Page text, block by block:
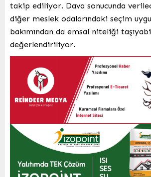
takip ediliyor. Dava sonucunda
diğer meslek odalarındaki seçim
bakımından da emsal niteliği
değerlendiriliyor.